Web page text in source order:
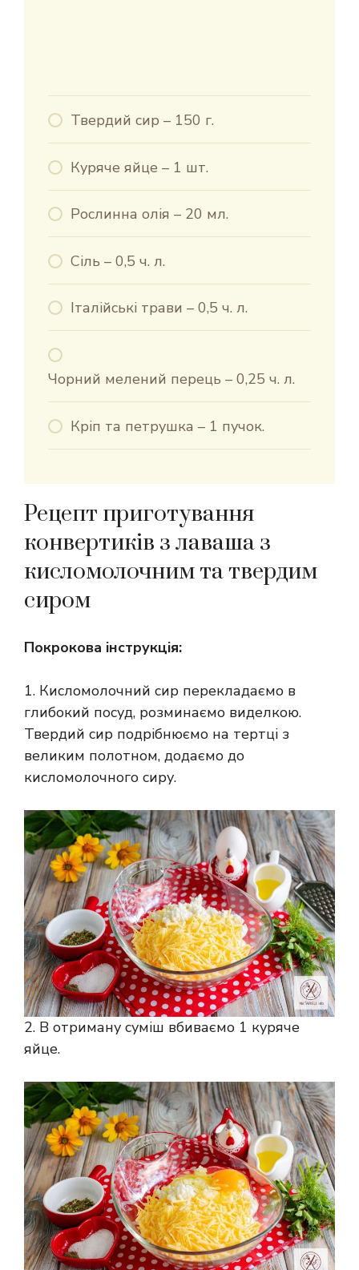
Твердий сир – 150 г.
Куряче яйце – 1 шт.
Рослинна олія – 20 мл.
Сіль – 0,5 ч. л.
Італійські трави – 0,5 ч. л.
Чорний мелений перець – 0,25 ч. л.
Кріп та петрушка – 1 пучок.
Рецепт приготування
конвертиків з лаваша з
кисломолочним та твердим
сиром
Покрокова інструкція:
1. Кисломолочний сир перекладаємо в
глибокий посуд, розминаємо виделкою.
Твердий сир подрібнюємо на тертці з
великим полотном, додаємо до
кисломолочного сиру.
2. В отриману суміш вбиваємо 1 куряче
яйце.